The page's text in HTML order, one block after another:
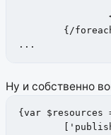
...
Ну и собственно
{var $resources